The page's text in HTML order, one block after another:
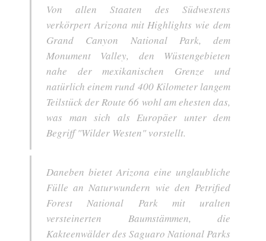
Von allen Staaten des Südwestens
verkörpert Arizona mit Highlights wie dem
Grand Canyon National Park, dem
Monument Valley, den Wüstengebieten
nahe der mexikanischen Grenze und
natürlich einem rund 400 Kilometer langem
Teilstück der Route 66 wohl am ehesten das,
was man sich als Europäer unter dem
Begriff "Wilder Westen" vorstellt.
Daneben bietet Arizona eine unglaubliche
Fülle an Naturwundern wie den Petrified
Forest National Park mit uralten
versteinerten Baumstämmen, die
Kakteenwälder des Saguaro National Parks